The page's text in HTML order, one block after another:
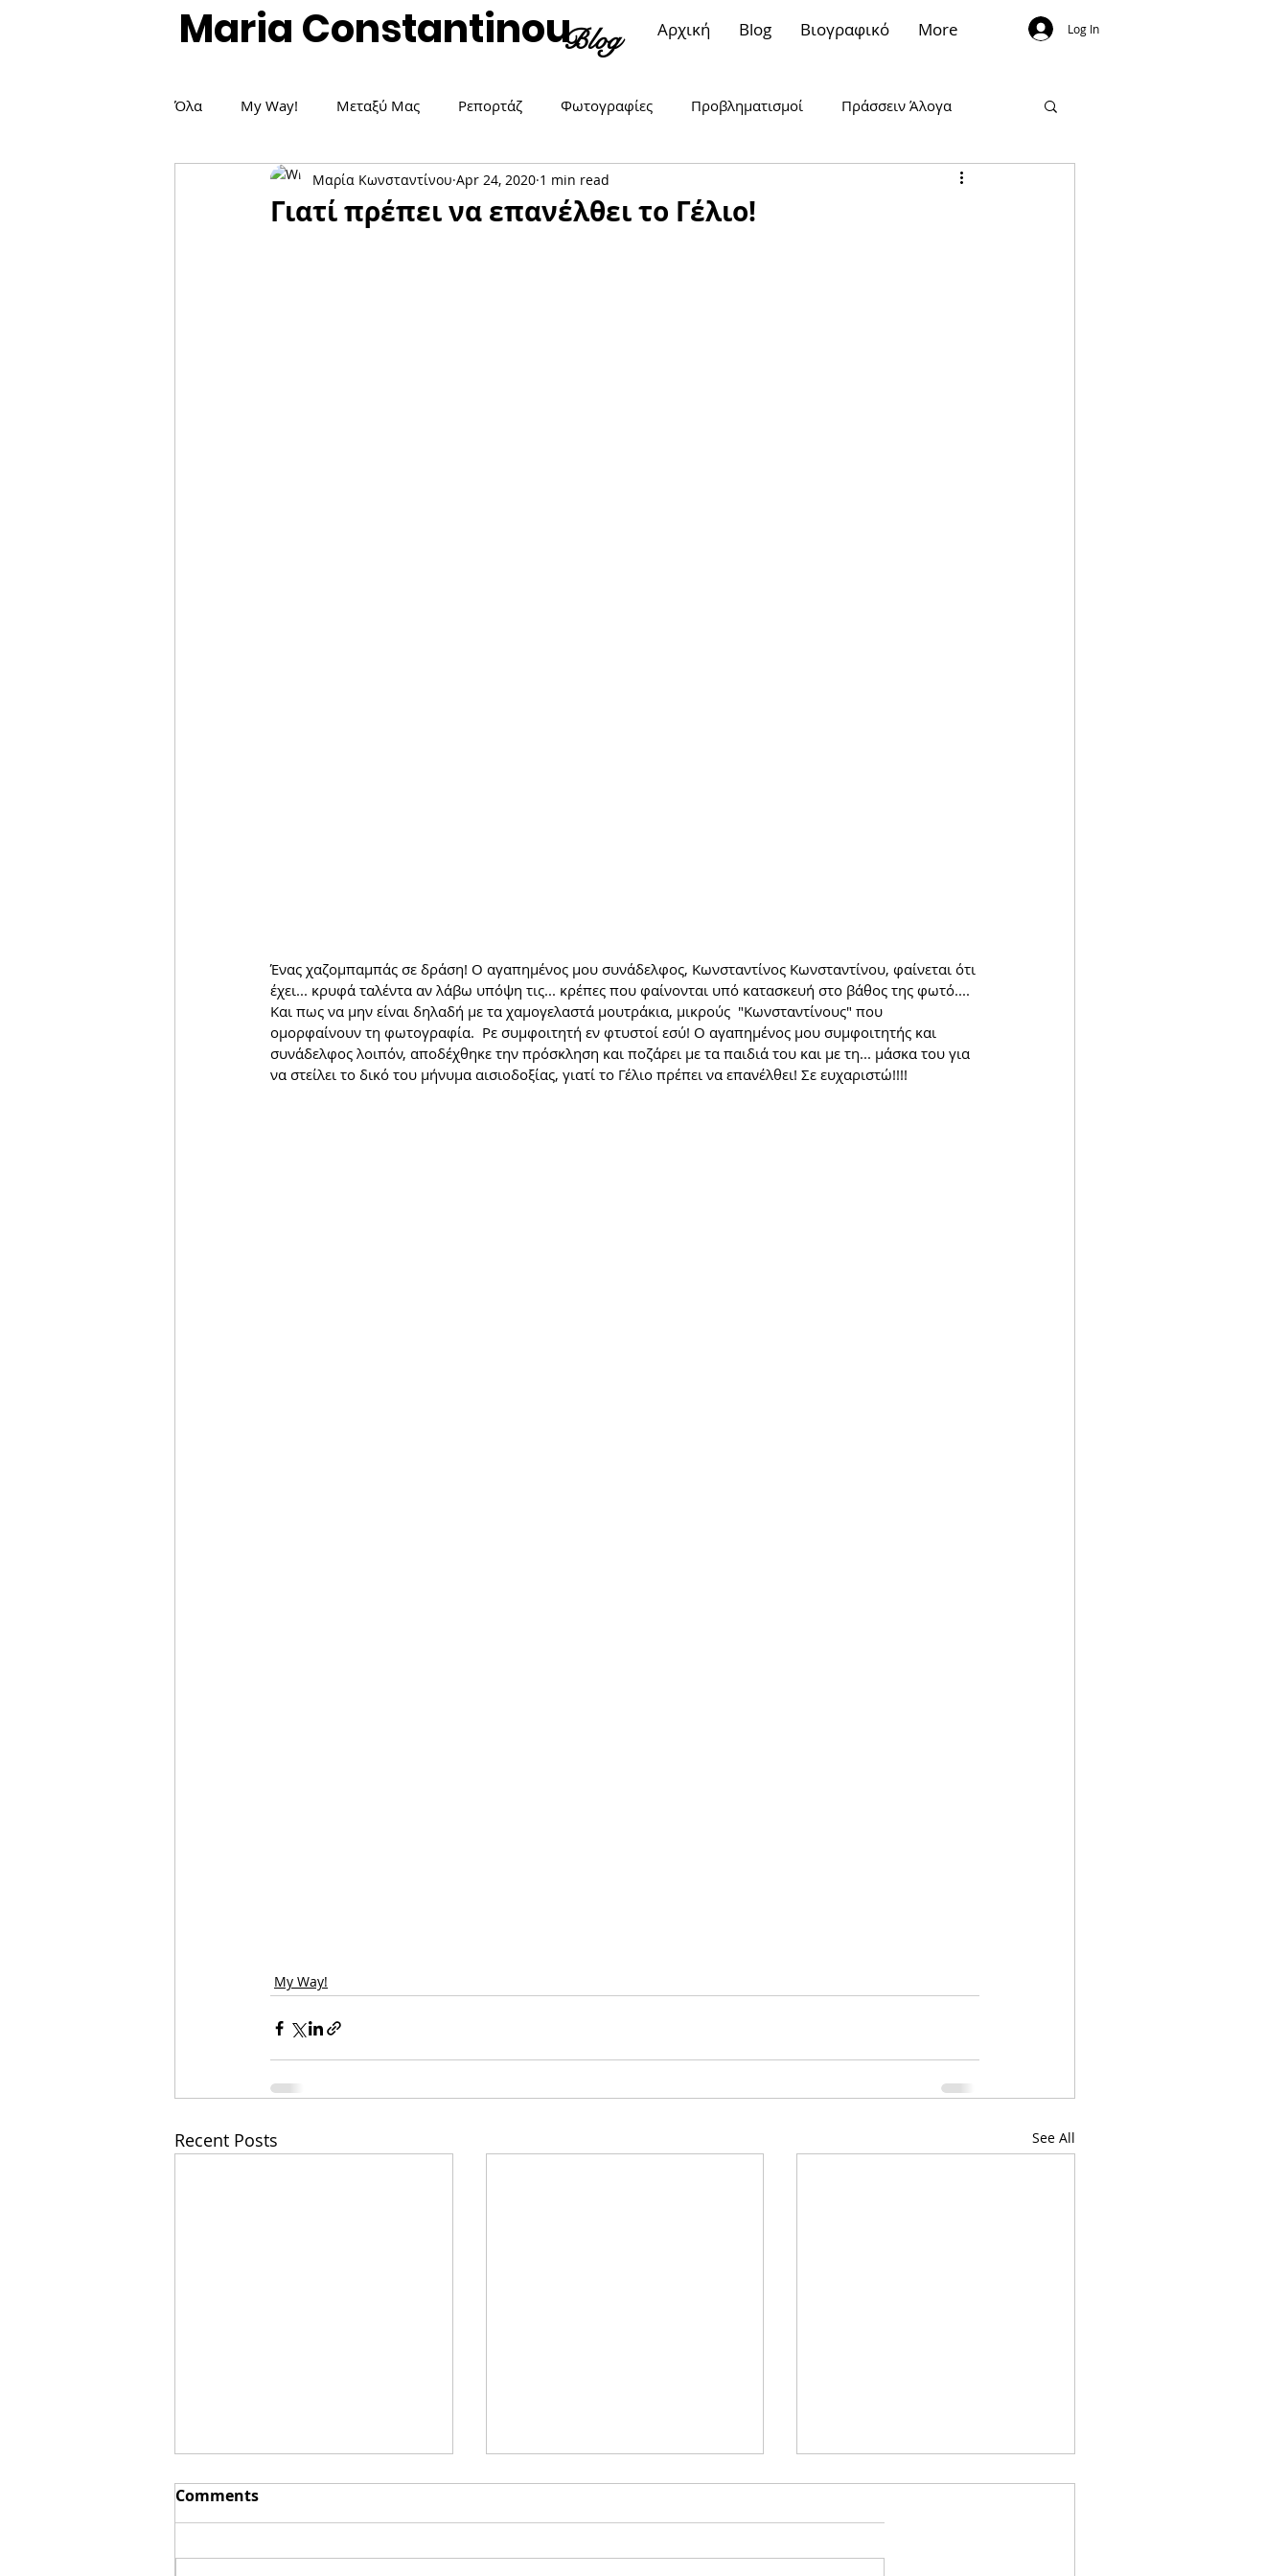
Maria ConstantinouBlog Αρχική Blog Βιογραφικό More Log In
Όλα My Way! Μεταξύ Μας Ρεπορτάζ Φωτογραφίες Προβληματισμοί Πράσσειν Άλογα
Δημοσιεύσεις / Άρθρα Είδηση..αλλιώς Μπορώ. Είμαι γυναίκα!
Γιατί πρέπει να επανέλθει το Γέλιο!
Μαρία Κωνσταντίνου Apr 24, 2020 1 min read
Ένας χαζομπαμπάς σε δράση! Ο αγαπημένος μου συνάδελφος, Κωνσταντίνος Κωνσταντίνου, φαίνεται ότι
έχει... κρυφά ταλέντα αν λάβω υπόψη τις... κρέπες που φαίνονται υπό κατασκευή στο βάθος της φωτό....
Και πως να μην είναι δηλαδή με τα χαμογελαστά μουτράκια, μικρούς  "Κωνσταντίνους" που
ομορφαίνουν τη φωτογραφία.  Ρε συμφοιτητή εν φτυστοί εσύ! Ο αγαπημένος μου συμφοιτητής και
συνάδελφος λοιπόν, αποδέχθηκε την πρόσκληση και ποζάρει με τα παιδιά του και με τη... μάσκα του για
να στείλει το δικό του μήνυμα αισιοδοξίας, γιατί το Γέλιο πρέπει να επανέλθει! Σε ευχαριστώ!!!!
My Way!
Recent Posts See All
Comments